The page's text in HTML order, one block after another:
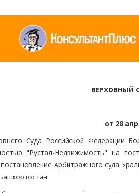
ВЕРХОВНЫЙ
от 28
Суда Российской Федерации
"Рустал-Недвижимость" на
Арбитражного суда